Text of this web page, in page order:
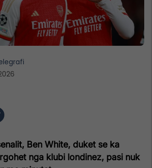
Ben White, duket se ka
nga klubi londinez, pasi nuk